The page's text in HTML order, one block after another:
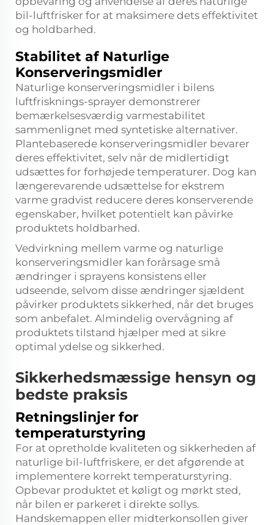
bil-luftfrisker for at maksimere dets effektivitet
og holdbarhed.
Stabilitet af Naturlige
Konserveringsmidler
Naturlige konserveringsmidler i bilens
luftfrisknings-sprayer demonstrerer
bemærkelsesværdig varmestabilitet
sammenlignet med syntetiske alternativer.
Plantebaserede konserveringsmidler bevarer
deres effektivitet, selv når de midlertidigt
udsættes for forhøjede temperaturer. Dog kan
længerevarende udsættelse for ekstrem
varme gradvist reducere deres konserverende
egenskaber, hvilket potentielt kan påvirke
produktets holdbarhed.
Vedvirkning mellem varme og naturlige
konserveringsmidler kan forårsage små
ændringer i sprayens konsistens eller
udseende, selvom disse ændringer sjældent
påvirker produktets sikkerhed, når det bruges
som anbefalet. Almindelig overvågning af
produktets tilstand hjælper med at sikre
optimal ydelse og sikkerhed.
Sikkerhedsmæssige hensyn og
bedste praksis
Retningslinjer for
temperaturstyring
For at opretholde kvaliteten og sikkerheden af
naturlige bil-luftfriskere, er det afgørende at
implementere korrekt temperaturstyring.
Opbevar produktet et køligt og mørkt sted,
når bilen er parkeret i direkte sollys.
Handskemappen eller midterkonsollen giver